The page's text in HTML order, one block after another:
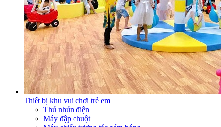
Thiết bị khu vui chơi trẻ em
Thú nhún điện
Máy đập chuột